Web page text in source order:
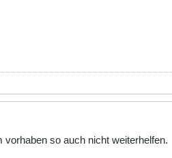
vorhaben so auch nicht weiterhelfen.